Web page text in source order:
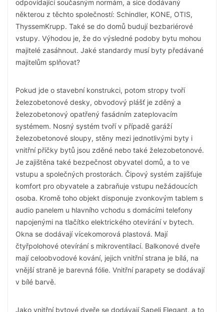
odpovídající současným normám, a sice dodávaný
některou z těchto společností: Schindler, KONE, OTIS,
ThyssemKrupp. Také se do domů budují bezbariérové
vstupy. Výhodou je, že do výsledné podoby bytu mohou
majitelé zasáhnout. Jaké standardy musí byty předávané
majitelům splňovat?
Pokud jde o stavební konstrukci, potom stropy tvoří
železobetonové desky, obvodový plášť je zděný a
železobetonový opatřený fasádním zateplovacím
systémem. Nosný systém tvoří v případě garáží
železobetonové sloupy, stěny mezi jednotlivými byty i
vnitřní příčky bytů jsou zděné nebo také železobetonové.
Je zajištěna také bezpečnost obyvatel domů, a to ve
vstupu a společných prostorách. Čipový systém zajišťuje
komfort pro obyvatele a zabraňuje vstupu nežádoucích
osoba. Kromě toho objekt disponuje zvonkovým tablem s
audio panelem u hlavního vchodu s domácími telefony
napojenými na tlačítko elektrického otevírání v bytech.
Okna se dodávají vícekomorová plastová. Mají
čtyřpolohové otevírání s mikroventilací. Balkonové dveře
mají celoobvodové kování, jejich vnitřní strana je bílá, na
vnější straně je barevná fólie. Vnitřní parapety se dodávají
v bílé barvě.
Jako vnitřní bytové dveře se dodávají Sapeli Elegant, a to